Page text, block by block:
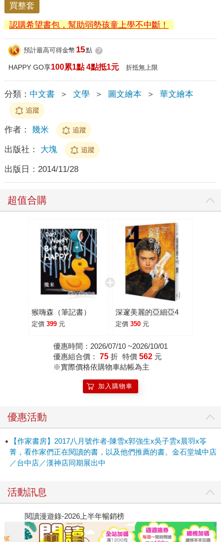
買整套
認購希望書包，幫助弱勢孩童上學不中斷！
預計最高可得金幣 15點 ?
HAPPY GO享100累1點 4點抵1元 折抵無上限
分類： 中文書 ＞ 文學 ＞ 圖文繪本 ＞ 華文繪本
追蹤
作者： 幾米 追蹤
出版社： 大塊 追蹤
出版日： 2014/11/28
超值合購
猴嗨森（筆記書）
定價 399 元
深邃美麗的亞細亞4
定價 350 元
優惠時間：2026/07/10 ~2026/10/01
優惠組合價： 75 折 特價 562 元
※實際價格依購物車結帳為主
加入購物車
優惠活動
【作家書房】2017八月號作者-陳雪x郭強生x吳子雲x晨羽x笭
菁，看作家們正在閱讀的書，以及他們推薦的書。金石堂城中店
／台中店／漢神店同期展出中
活動訊息
閱讀漫遊錄-2026上半年暢銷榜